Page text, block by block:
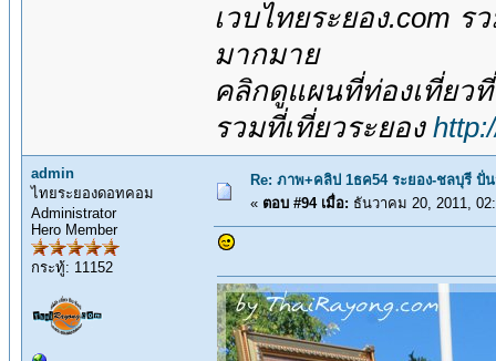
เวบไทยระยอง.com
มากมาย
คลิกดูแผนที่ท่องเที่ยว
รวมที่เที่ยวระยอง
admin
ไทยระยองดอทคอม
Administrator
Hero Member
กระทู้: 11152
Re: ภาพ+คลิป 1ธค54 ระยอง-ชลบุรี ปั่
« ตอบ #94 เมื่อ: ธันวาคม 20, 2011,